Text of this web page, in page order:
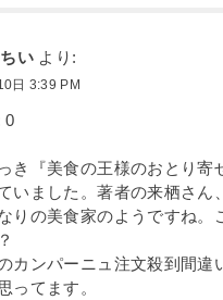
い より:
日 3:39 PM
0
き『美食の王様のおとり
いました。著者の来栖さ
りの美食家のようですね
カンパーニュ注文殺到間違
ってます。